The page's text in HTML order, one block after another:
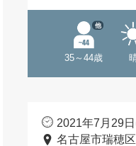
35～44歳
他
2021年7月29
名古屋市瑞穂